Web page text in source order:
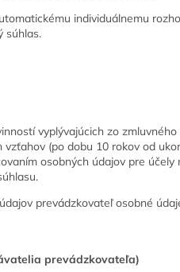
individuálnemu
súhlas.
vyplývajúcich zo
(po dobu 10 rokov od
osobných údajov pre
prevádzkovateľ osobné
prevádzkovateľa)